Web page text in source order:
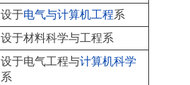
设于电气与计算机工程系
设于材料科学与工程系
设于电气工程与计算机科学
系